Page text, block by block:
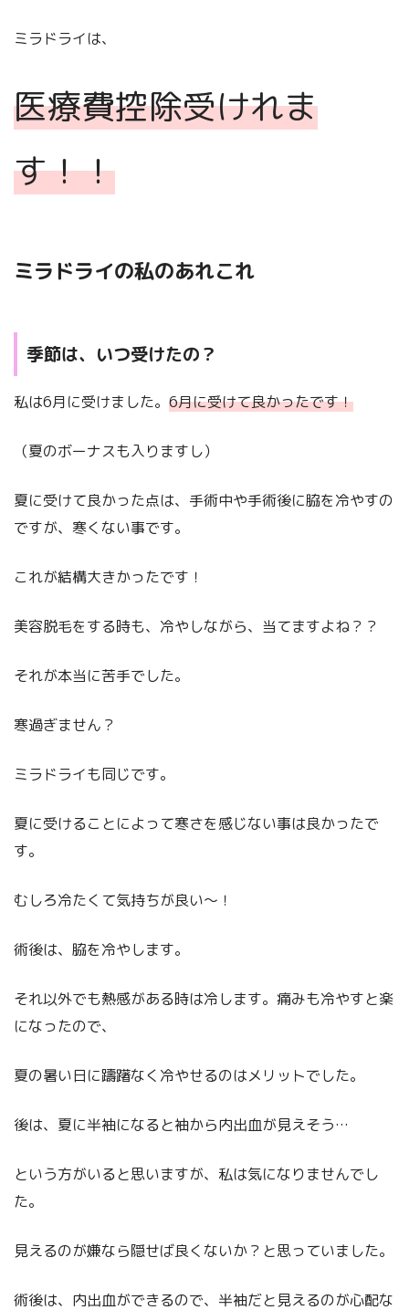
ミラドライは、
医療費控除受けれま
す！！
ミラドライの私のあれこれ
季節は、いつ受けたの？
私は6月に受けました。 6月に受けて良かったです！
（夏のボーナスも入りますし）
夏に受けて良かった点は、手術中や手術後に脇を冷やすの
ですが、寒くない事です。
これが結構大きかったです！
美容脱毛をする時も、冷やしながら、当てますよね？？
それが本当に苦手でした。
寒過ぎません？
ミラドライも同じです。
夏に受けることによって寒さを感じない事は良かったで
す。
むしろ冷たくて気持ちが良い〜！
術後は、脇を冷やします。
それ以外でも熱感がある時は冷します。痛みも冷やすと楽
になったので、
夏の暑い日に躊躇なく冷やせるのはメリットでした。
後は、夏に半袖になると袖から内出血が見えそう…
という方がいると思いますが、私は気になりませんでし
た。
見えるのが嫌なら隠せば良くないか？と思っていました。
術後は、内出血ができるので、半袖だと見えるのが心配な